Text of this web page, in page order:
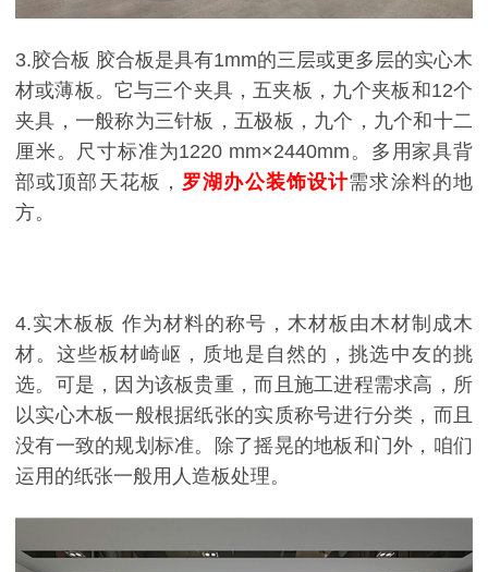
3.胶合板 胶合板是具有1mm的三层或更多层的实心木
材或薄板。它与三个夹具，五夹板，九个夹板和12个
夹具，一般称为三针板，五极板，九个，九个和十二
厘米。尺寸标准为1220 mm×2440mm。多用家具背
部或顶部天花板， 罗湖办公装饰设计需求涂料的地
方。
4.实木板板 作为材料的称号，木材板由木材制成木
材。这些板材崎岖，质地是自然的，挑选中友的挑
选。可是，因为该板贵重，而且施工进程需求高，所
以实心木板一般根据纸张的实质称号进行分类，而且
没有一致的规划标准。除了摇晃的地板和门外，咱们
运用的纸张一般用人造板处理。